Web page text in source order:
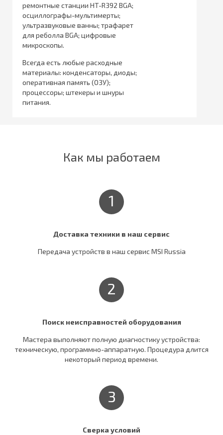
ремонтные станции HT-R392 BGA;
осциллографы-мультимерты;
ультразвуковые ванны; трафарет
для реболла BGA; цифровые
микроскопы.
Всегда есть любые расходные
материалы: конденсаторы, диоды;
оперативная память (ОЗУ);
процессоры; штекеры и шнуры
питания.
Как мы работаем
1
Доставка техники в наш сервис
Передача устройств в наш сервис MSI Russia
2
Поиск неисправностей оборудования
Мастера выполняют полную диагностику устройства:
техническую, программно-аппаратную. Процедура длится
некоторый период времени.
3
Сверка условий